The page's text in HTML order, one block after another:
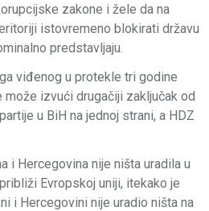
zakone i žele da na
istovremeno blokirati državu
predstavljaju.
viđenog u protekle tri godine
može izvući drugačiji zaključak od
u BiH na jednoj strani, a HDZ
i Hercegovina nije ništa uradila u
Evropskoj uniji, itekako je
i Hercegovini nije uradio ništa na